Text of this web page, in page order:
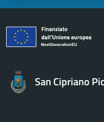
San Cipriano